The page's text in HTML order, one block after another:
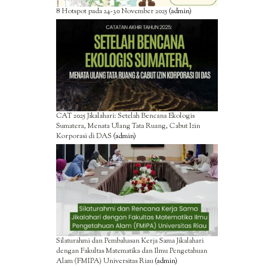
8 Hotspot pada 24-30 November 2025(admin)
CAT 2025 Jikalahari: Setelah Bencana Ekologis
Sumatera, Menata Ulang Tata Ruang, Cabut Izin
Korporasi di DAS (admin)
Silaturahmi dan Pembahasan Kerja Sama Jikalahari
dengan Fakultas Matematika dan Ilmu Pengetahuan
Alam (FMIPA) Universitas Riau(admin)